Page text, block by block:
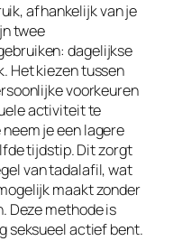
afhankelijk van je
twee
dagelijkse
Het kiezen tussen
voorkeuren
activiteit te
je een lagere
tijdstip. Dit zorgt
van tadalafil, wat
maakt zonder
Deze methode is
seksueel actief bent.